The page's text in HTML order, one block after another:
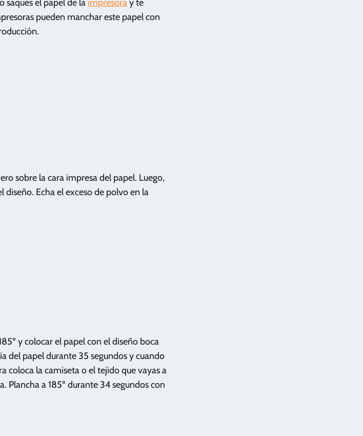
saques el papel de la impresoray te
pueden manchar este papel con
sobre la cara impresa del papel. Luego,
Echa el exceso de polvo en la
y colocar el papel con el diseño boca
del papel durante 35 segundos y cuando
coloca la camiseta o el tejido que vayas a
Plancha a 185º durante 34 segundos con